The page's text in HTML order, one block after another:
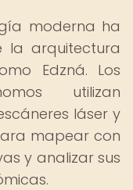
moderna ha
la arquitectura
Edzná. Los
utilizan
láser y
mapear con
y analizar sus